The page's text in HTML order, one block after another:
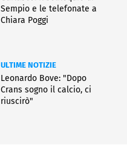
Sempio e le telefonate a
Chiara Poggi
ULTIME NOTIZIE
Leonardo Bove: "Dopo
Crans sogno il calcio, ci
riuscirò"